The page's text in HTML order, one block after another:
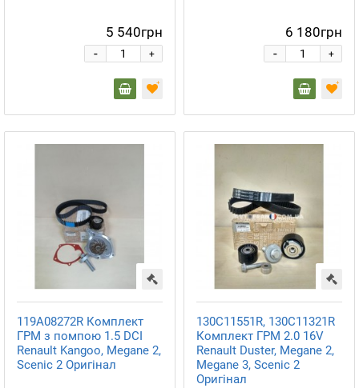
5 540грн
+
-
6 180грн
+
-
119A08272R Комплект
ГРМ з помпою 1.5 DCI
Renault Kangoo, Megane 2,
Scenic 2 Оригінал
130C11551R, 130C11321R
Комплект ГРМ 2.0 16V
Renault Duster, Megane 2,
Megane 3, Scenic 2
Оригінал